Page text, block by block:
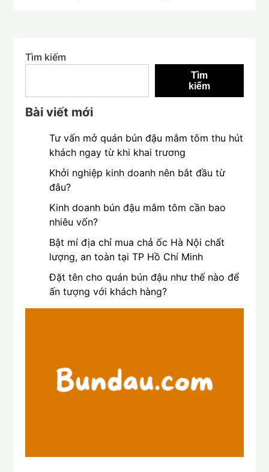
Tìm kiếm
Tìm
kiếm
Bài viết mới
Tư vấn mở quán bún đậu mắm tôm thu hút
khách ngay từ khi khai trương
Khởi nghiệp kinh doanh nên bắt đầu từ
đâu?
Kinh doanh bún đậu mắm tôm cần bao
nhiêu vốn?
Bật mí địa chỉ mua chả ốc Hà Nội chất
lượng, an toàn tại TP Hồ Chí Minh
Đặt tên cho quán bún đậu như thế nào để
ấn tượng với khách hàng?